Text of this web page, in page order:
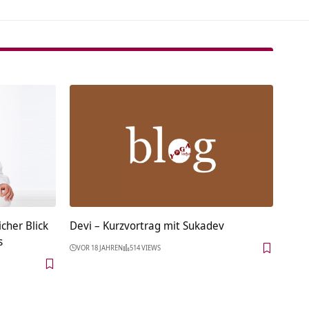
Blick
Devi – Kurzvortrag mit Sukadev
VOR 18 JAHREN 514 VIEWS